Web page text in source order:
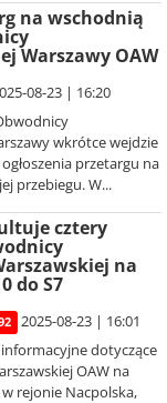
na wschodnią
Warszawy OAW
08-23 | 16:20
wkrótce wejdzie
przetargu na
przebiegu. W...
cztery
na
do S7
2025-08-23 | 16:01
dotyczące
OAW na
rejonie Nacpolska,